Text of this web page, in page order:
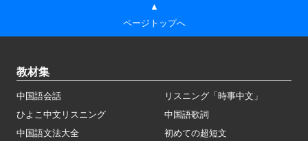
▲
ページトップへ
教材集
中国語会話
リスニング「時事中文」
ひよこ中文リスニング
中国語歌詞
中国語文法大全
初めての超短文